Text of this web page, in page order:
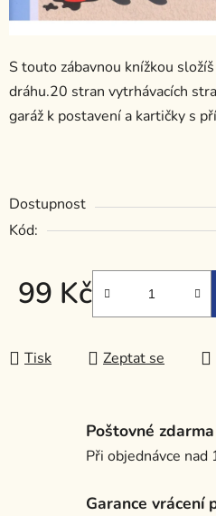
S touto zábavnou knížkou
dráhu.20 stran vytrhávacích
garáž k postavení a kartičky s
Dostupnost
Kód:
99 Kč
Měrná cena:
Tisk Zeptat se
Poštovné zdarma
Při objednávce nad
Garance vrácení